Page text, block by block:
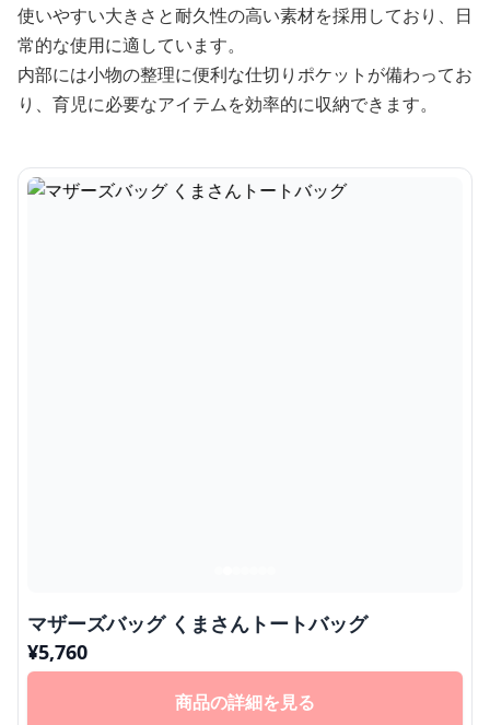
使いやすい大きさと耐久性の高い素材を採用しており、日
常的な使用に適しています。
内部には小物の整理に便利な仕切りポケットが備わってお
り、育児に必要なアイテムを効率的に収納できます。
マザーズバッグ くまさんトートバッグ
¥5,760
商品の詳細を見る